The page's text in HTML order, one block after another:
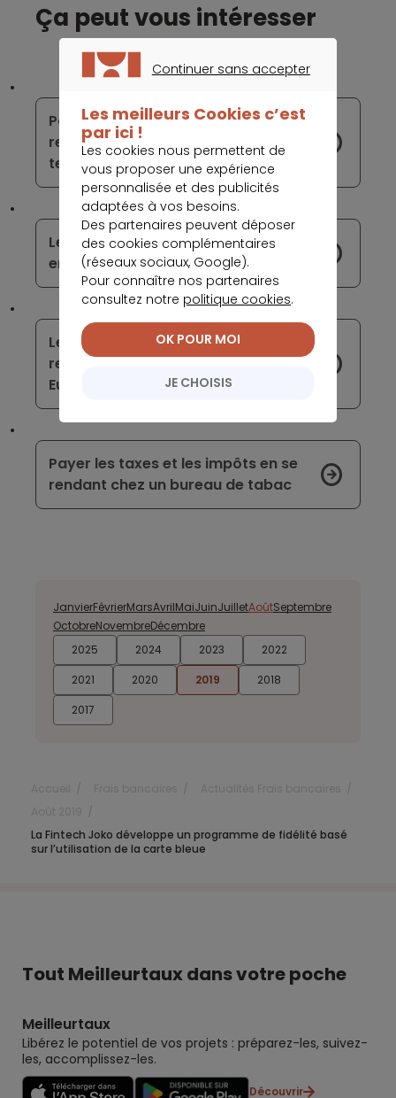
Ça peut vous intéresser
Pourquoi les néobanques
rencontrent-elles du succès sur le
territoire français ?
Les néobanques commencent à
envahir le marché français
Les clients commencent à subir les
retombées des taux négatifs en
Europe
Payer les taxes et les impôts en se
rendant chez un bureau de tabac
2025 2024 2023
2022
2021
2020 2019
2018
2017
JanvierFévrierMarsAvrilMaiJuinJuilletAoûtSeptembre
OctobreNovembreDécembre
La Fintech Joko développe un programme de fidélité basé
sur l’utilisation de la carte bleue
Tout Meilleurtaux dans votre poche
Meilleurtaux
Libérez le potentiel de vos projets : préparez-les, suivez-
les, accomplissez-les.
Découvrir
Continuer sans accepter
Les meilleurs Cookies c’est
par ici !
Les cookies nous permettent de
vous proposer une expérience
personnalisée et des publicités
adaptées à vos besoins.
Des partenaires peuvent déposer
des cookies complémentaires
(réseaux sociaux, Google).
Pour connaître nos partenaires
consultez notre politique cookies.
JE CHOISIS
OK POUR MOI